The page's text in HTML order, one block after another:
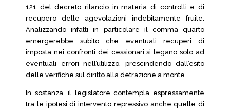
121 del decreto rilancio in materia di controlli e di
recupero delle agevolazioni indebitamente fruite.
Analizzando infatti in particolare il comma quarto
emergerebbe subito che eventuali recuperi di
imposta nei confronti dei cessionari si legano solo ad
eventuali errori nell’utilizzo, prescindendo dall’esito
delle verifiche sul diritto alla detrazione a monte.
In sostanza, il legislatore contempla espressamente
tra le ipotesi di intervento repressivo anche quelle di